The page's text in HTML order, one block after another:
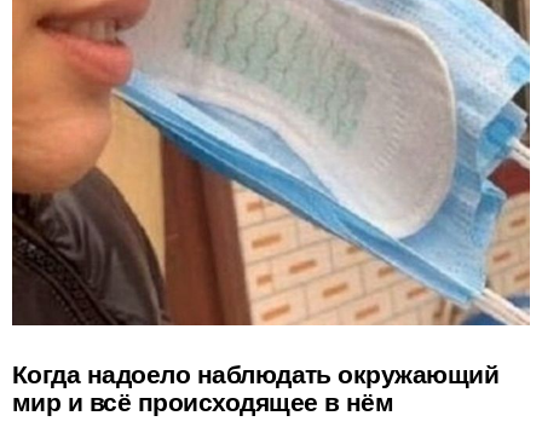
Когда надоело наблюдать окружающий
мир и всё происходящее в нём